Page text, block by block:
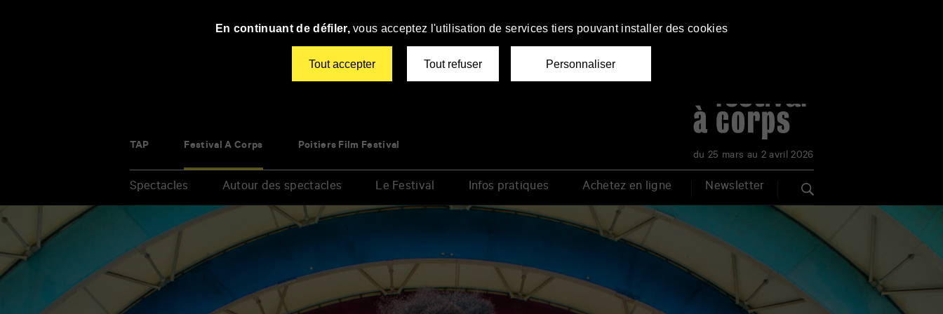
TAP Festival À Corps
Poitiers Film Festival
du 25 mars au 2 avril 2026
Spectacles Autour des spectacles Le Festival Infos pratiques Achetez en ligne Newsletter
Renseigner
vos
mots
En continuant de défiler,vous acceptez l'utilisation de services tiers pouvant installer des cookies
Tout accepter Tout refuser Personnaliser